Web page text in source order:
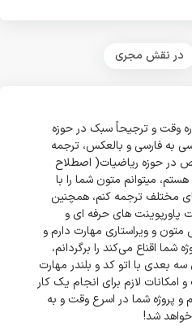
در نقش مجری
وقت و ترجیحاً سبک در حوزه
به فارسی و بالعکس، ترجمه
در حوزه ریاضیات( اصطلاح
میتوانم متون شما را با
مختلف ترجمه کنم، همچنین
پاورپوینت های حرفه ای و
و ویراستاری مهارت دارم و
شما اقناع می‌کند را برگردانم،
بعدی با اتو کد و بلندر مهارت
امکانات لازم برای انجام یک کار
پروژه شما در اسرع وقت و به
شد!